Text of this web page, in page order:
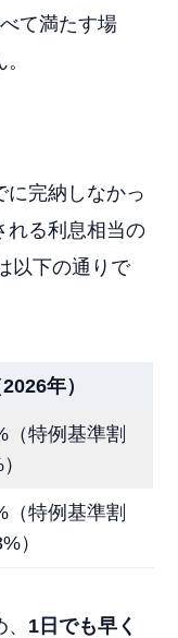
て満たす場
に完納しなかっ
れる利息相当の
以下の通りで
年）
（特例基準割
（特例基準割
）
1日でも早く